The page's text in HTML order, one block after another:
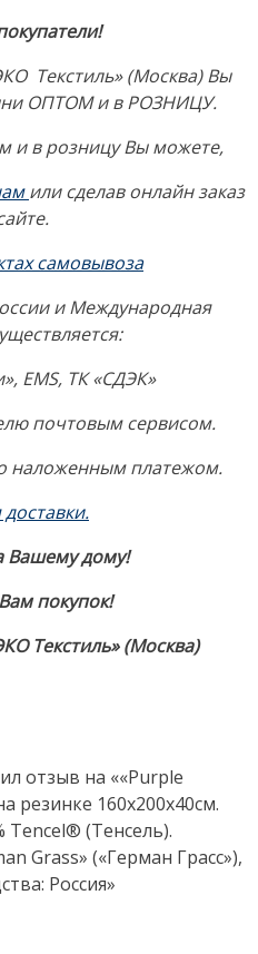
Текстиль» (Москва) Вы
ОПТОМ и в РОЗНИЦУ.
и в розницу Вы можете,
или сделав онлайн заказ
самовывоза
и Международная
EMS, ТК «СДЭК»
почтовым сервисом.
наложенным платежом.
.
Вашему дому!
покупок!
Текстиль» (Москва)
отзыв на ««Purple
резинке 160х200х40см.
Tencel® (Тенсель).
Grass» («Герман Грасс»),
Россия»